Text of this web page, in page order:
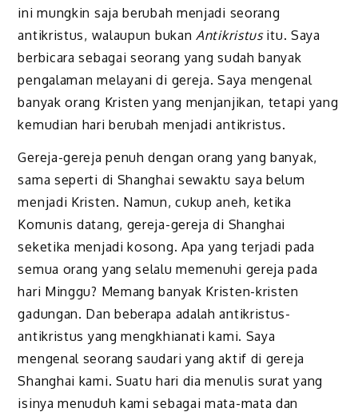
ini mungkin saja berubah menjadi seorang
antikristus, walaupun bukanAntikristusitu. Saya
berbicara sebagai seorang yang sudah banyak
pengalaman melayani di gereja. Saya mengenal
banyak orang Kristen yang menjanjikan, tetapi yang
kemudian hari berubah menjadi antikristus.
Gereja-gereja penuh dengan orang yang banyak,
sama seperti di Shanghai sewaktu saya belum
menjadi Kristen. Namun, cukup aneh, ketika
Komunis datang, gereja-gereja di Shanghai
seketika menjadi kosong. Apa yang terjadi pada
semua orang yang selalu memenuhi gereja pada
hari Minggu? Memang banyak Kristen-kristen
gadungan. Dan beberapa adalah antikristus-
antikristus yang mengkhianati kami. Saya
mengenal seorang saudari yang aktif di gereja
Shanghai kami. Suatu hari dia menulis surat yang
isinya menuduh kami sebagai mata-mata dan